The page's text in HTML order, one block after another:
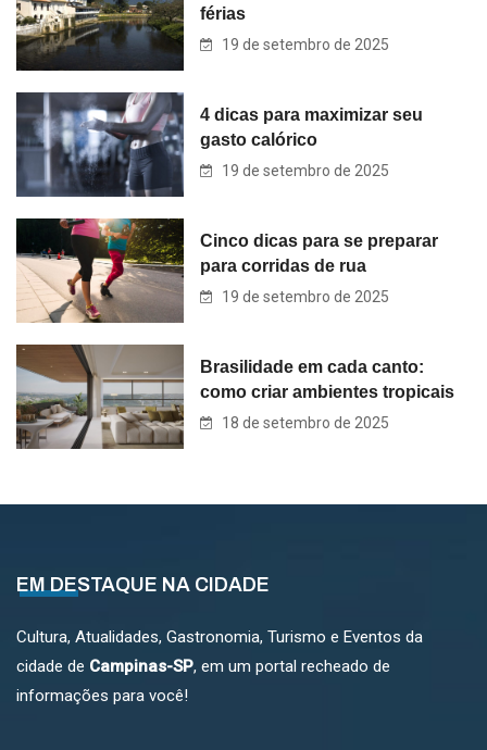
férias
19 de setembro de 2025
4 dicas para maximizar seu
gasto calórico
19 de setembro de 2025
Cinco dicas para se preparar
para corridas de rua
19 de setembro de 2025
Brasilidade em cada canto:
como criar ambientes tropicais
18 de setembro de 2025
EM DESTAQUE NA CIDADE
Cultura, Atualidades, Gastronomia, Turismo e Eventos da
cidade de Campinas-SP, em um portal recheado de
informações para você!